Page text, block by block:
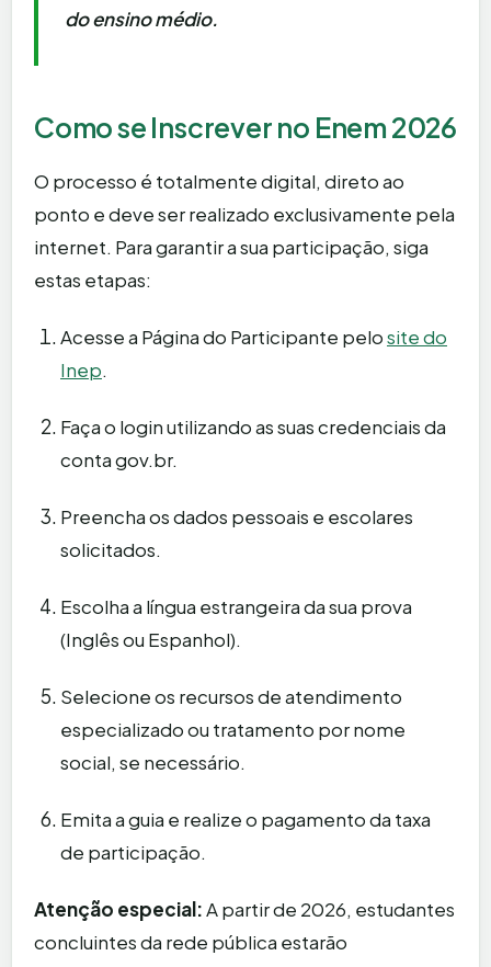
do ensino médio.
Como se Inscrever no Enem 2026
O processo é totalmente digital, direto ao
ponto e deve ser realizado exclusivamente pela
internet. Para garantir a sua participação, siga
estas etapas:
Acesse a Página do Participante pelosite do
Inep.
Faça o login utilizando as suas credenciais da
conta gov.br.
Preencha os dados pessoais e escolares
solicitados.
Escolha a língua estrangeira da sua prova
(Inglês ou Espanhol).
Selecione os recursos de atendimento
especializado ou tratamento por nome
social, se necessário.
Emita a guia e realize o pagamento da taxa
de participação.
Atenção especial:A partir de 2026, estudantes
concluintes da rede pública estarão